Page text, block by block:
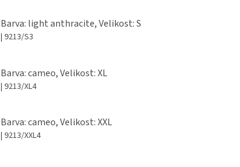
Barva: light anthracite, Velikost: S
| 9213/S3
Barva: cameo, Velikost: XL
| 9213/XL4
Barva: cameo, Velikost: XXL
| 9213/XXL4